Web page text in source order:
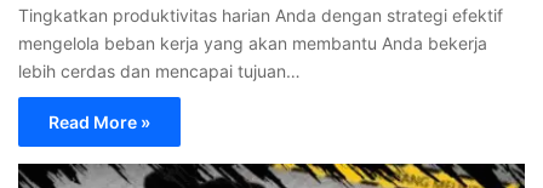
Tingkatkan produktivitas harian Anda dengan strategi efektif
mengelola beban kerja yang akan membantu Anda bekerja
lebih cerdas dan mencapai tujuan…
Read More »